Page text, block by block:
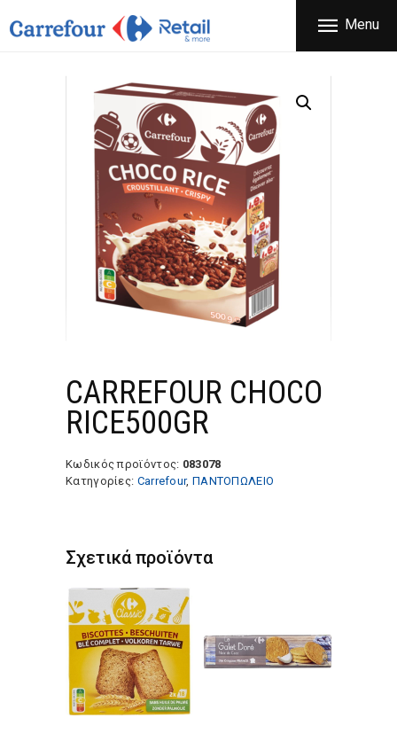
Menu
CARREFOUR
ΕΤΑΙΡΕΙΑ
ΠΡΟΪΟΝΤΑ
ΚΑΤΑΣΤΗΜΑΤΑ
ΠΡΟΣΦΟΡΕΣ
FRANCHISE
ΝΕΑ
ΕΠΙΚΟΙΝΩΝΙΑ
CARREFOUR CHOCO
RICE500GR
Κωδικός προϊόντος: 083078
Κατηγορίες: Carrefour, ΠΑΝΤΟΠΩΛΕΙΟ
Σχετικά προϊόντα